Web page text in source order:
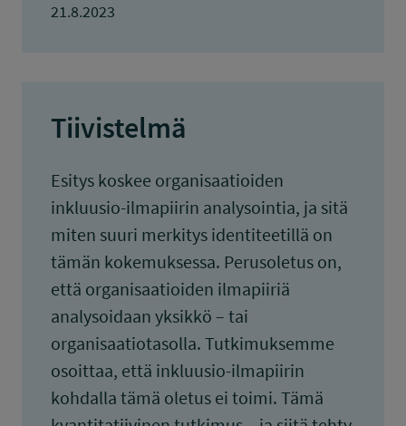
21.8.2023
Tiivistelmä
Esitys koskee organisaatioiden
inkluusio-ilmapiirin analysointia, ja sitä
miten suuri merkitys identiteetillä on
tämän kokemuksessa. Perusoletus on,
että organisaatioiden ilmapiiriä
analysoidaan yksikkö – tai
organisaatiotasolla. Tutkimuksemme
osoittaa, että inkluusio-ilmapiirin
kohdalla tämä oletus ei toimi. Tämä